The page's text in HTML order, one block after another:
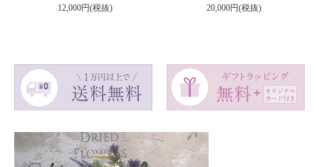
12,000円(税抜) 20,000円(税抜)